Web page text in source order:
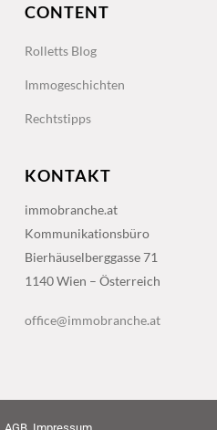
CONTENT
Rolletts Blog
Immogeschichten
Rechtstipps
KONTAKT
immobranche.at
Kommunikationsbüro
Bierhäuselberggasse 71
1140 Wien – Österreich
office@immobranche.at